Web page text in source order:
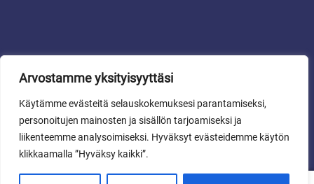
Arvostamme yksityisyyttäsi
Käytämme evästeitä selauskokemuksesi parantamiseksi,
personoitujen mainosten ja sisällön tarjoamiseksi ja
liikenteemme analysoimiseksi. Hyväksyt evästeidemme käytön
klikkaamalla ”Hyväksy kaikki”.
© 2024 Sotkamon kunta